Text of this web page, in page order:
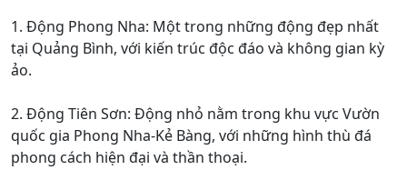
1. Động Phong Nha: Một trong những động đẹp nhất
tại Quảng Bình, với kiến trúc độc đáo và không gian kỳ
ảo.
2. Động Tiên Sơn: Động nhỏ nằm trong khu vực Vườn
quốc gia Phong Nha-Kẻ Bàng, với những hình thù đá
phong cách hiện đại và thần thoại.